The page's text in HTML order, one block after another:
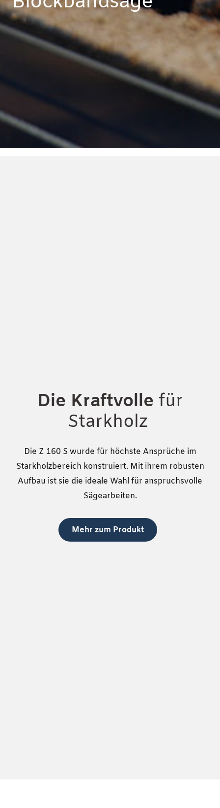
Die Kraftvolle für
Starkholz
Die Z 160 S wurde für höchste Ansprüche im
Starkholzbereich konstruiert. Mit ihrem robusten
Aufbau ist sie die ideale Wahl für anspruchsvolle
Sägearbeiten.
Mehr zum Produkt